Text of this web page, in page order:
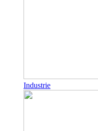
Industrie